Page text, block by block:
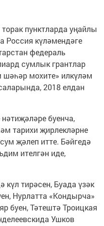
пунктларда уңайлы
Россия күләмендәге
федераль
сумлык грантлар
шәһәр мохите» илкүләм
2018 елдан
буенча,
тарихи җирлекләрне
җәлеп итте. Бәйгедә
ителгән иде,
күл тирәсен, Буада үзәк
Нурлатта «Кондырча»
буен, Тәтештә Троицкая
Ушков